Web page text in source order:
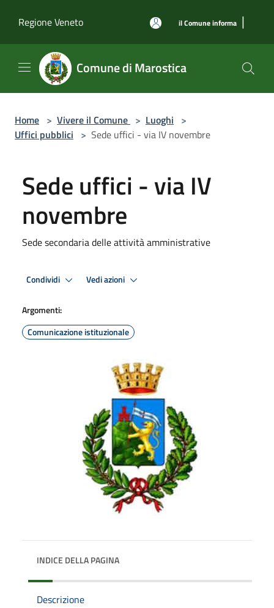
Regione Veneto
il Comune informa |
Comune di Marostica
Home > Vivere il Comune > Luoghi >
Uffici pubblici > Sede uffici - via IV novembre
Sede uffici - via IV
novembre
Sede secondaria delle attività amministrative
Condividi Vedi azioni
Argomenti:
Comunicazione istituzionale
INDICE DELLA PAGINA
Descrizione